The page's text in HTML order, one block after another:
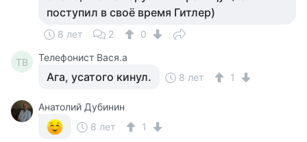
поступил в своё время Гитлер)
8 лет 2 0
ТВ Телефонист Вася.а
Ага, усатого кинул. 8 лет 1
Анатолий Дубинин
8 лет
1